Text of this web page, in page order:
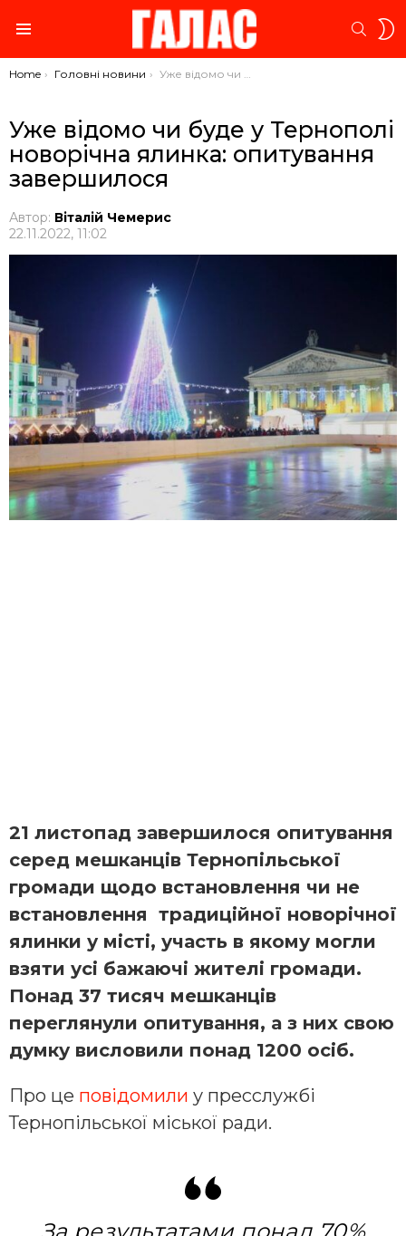
You are here:
Home Головні новини Уже відомо чи буде у Тернополі новорічна ялинка: опитування завершилося
Уже відомо чи буде у Тернополі
новорічна ялинка: опитування
завершилося
Автор: Віталій Чемерис
22.11.2022, 11:02
21 листопад завершилося опитування
серед мешканців Тернопільської
громади щодо встановлення чи не
встановлення традиційної новорічної
ялинки у місті, участь в якому могли
взяти усі бажаючі жителі громади.
Понад 37 тисяч мешканців
переглянули опитування, а з них свою
думку висловили понад 1200 осіб.
Про це повідомили у пресслужбі
Тернопільської міської ради.